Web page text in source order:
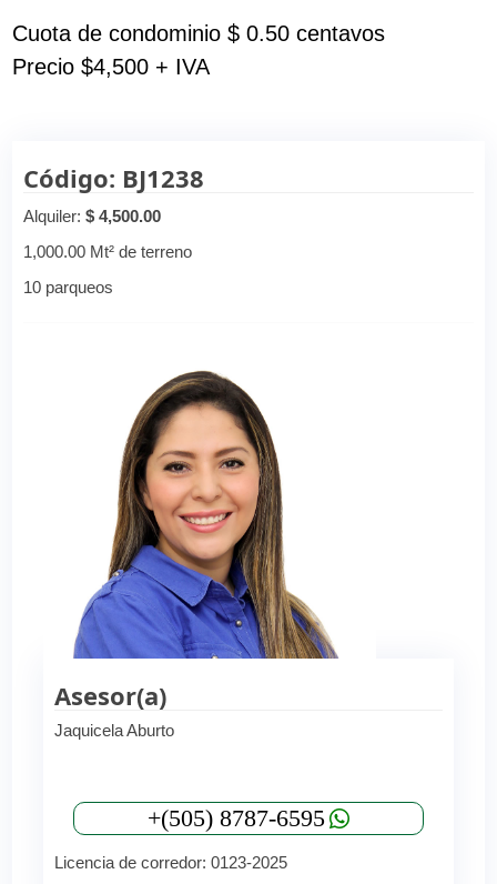
Cuota de condominio $ 0.50 centavos
Precio $4,500 + IVA
Código: BJ1238
Alquiler:$ 4,500.00
1,000.00 Mt² de terreno
10 parqueos
Asesor(a)
Jaquicela Aburto
+(505) 8787-6595
Licencia de corredor: 0123-2025